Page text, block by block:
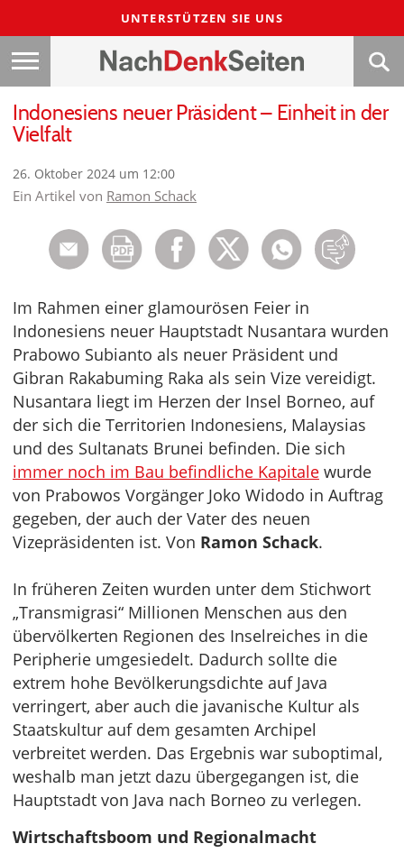
UNTERSTÜTZEN SIE UNS
Indonesiens neuer Präsident – Einheit in der
Vielfalt
26. Oktober 2024 um 12:00
Ein Artikel von Ramon Schack
Im Rahmen einer glamourösen Feier in
Indonesiens neuer Hauptstadt Nusantara wurden
Prabowo Subianto als neuer Präsident und
Gibran Rakabuming Raka als sein Vize vereidigt.
Nusantara liegt im Herzen der Insel Borneo, auf
der sich die Territorien Indonesiens, Malaysias
und des Sultanats Brunei befinden. Die sich
immer noch im Bau befindliche Kapitale wurde
von Prabowos Vorgänger Joko Widodo in Auftrag
gegeben, der auch der Vater des neuen
Vizepräsidenten ist. Von Ramon Schack.
In früheren Zeiten wurden unter dem Stichwort
„Transmigrasi“ Millionen Menschen aus den
übervölkerten Regionen des Inselreiches in die
Peripherie umgesiedelt. Dadurch sollte die
extrem hohe Bevölkerungsdichte auf Java
verringert, aber auch die javanische Kultur als
Staatskultur auf dem gesamten Archipel
verbreitet werden. Das Ergebnis war suboptimal,
weshalb man jetzt dazu übergegangen ist, die
Hauptstadt von Java nach Borneo zu verlegen.
Wirtschaftsboom und Regionalmacht